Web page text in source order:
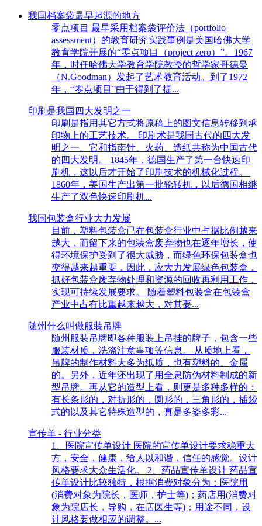
我国档案袋最早起源的地方
零点项目 最早采用档案袋评价法（portfolio
assessment）的教育研究实践事例是美国哈佛大学
教育学院开展的“零点项目（project zero）”。1967
年，时任哈佛大学教育学院教授的哲学家哥德曼
（N.Goodman）发起了艺术教育活动。到了1972
年，“零点项目”由于得到了提...
印刷是我国四大发明之一
印刷是指用其它方式将原稿上的图文信息转移到承
印物上的工艺技术。 印刷术是我国古代的四大发
明之一。它和指南针、火药、造纸共称为中国古代
的四大发明。 1845年，德国生产了第一台快速印
刷机，这以后才开始了印刷技术的机械化过程。
1860年，美国生产出第一批轮转机，以后德国相继
生产了双色快速印刷机...
我国包装盒行业大力发展
目前，塑料包装盒已在包装盒行业中占据比例越来
越大，而留下来的包装盒废弃物也在逐年增长，使
得环境保护受到了很大威胁，而绿色环保包装盒也
变得越来越重要，因此，应大力发展绿色包装盒，
抓好包装盒废弃物处理和资源的回收再利用工作，
实现可持续发展要求。 随着塑料包装盒在包装盒
产业中占有比重越来越大，对其要...
随州什么叫做服装吊牌
随州服装吊牌即各种服装上吊挂的牌子，包含一些
服装材质，洗涤注意事项等信息。 从质地上看，
吊牌的制作材料大多为纸质，也有塑料的、金属
的。另外，近年还出现了用全息防伪材料制成的新
型吊牌。再从它的造型上看，则更是多种多样的：
有长条形的，对折形的，圆形的，三角形的，插袋
式的以及其它特殊造型的，真是多姿多彩...
宣传单 - 行业分类
1、医院宣传单设计 医院的宣传单设计要求稳重大
方，安全，健康，给人以和谐，信任的感觉。设计
风格要求大众生活化。 2、药品宣传单设计 药品宣
传单设计比较独特，根据消费对象分为：医院用
(消费对象为院长，医师，护士等)；药店用(消费对
象为院店长，导购，在店医生等)；用途不同，设
计风格要做相应的调整。...